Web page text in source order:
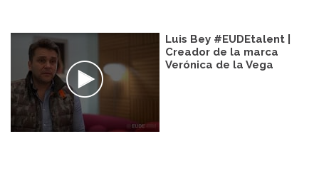
Luis Bey #EUDEtalent |
Creador de la marca
Verónica de la Vega